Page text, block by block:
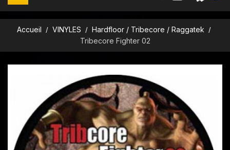
Accueil VINYLES
Hardfloor / Tribecore / Raggatek
Tribecore Fighter 02